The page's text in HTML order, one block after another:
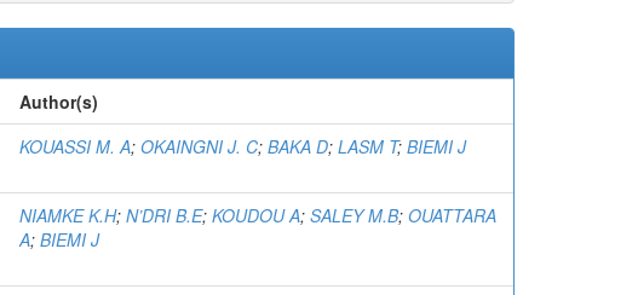
Author(s)
KOUASSI M. A; OKAINGNI J. C; BAKA D; LASM T; BIEMI J
NIAMKE K.H; N’DRI B.E; KOUDOU A; SALEY M.B; OUATTARA
A; BIEMI J